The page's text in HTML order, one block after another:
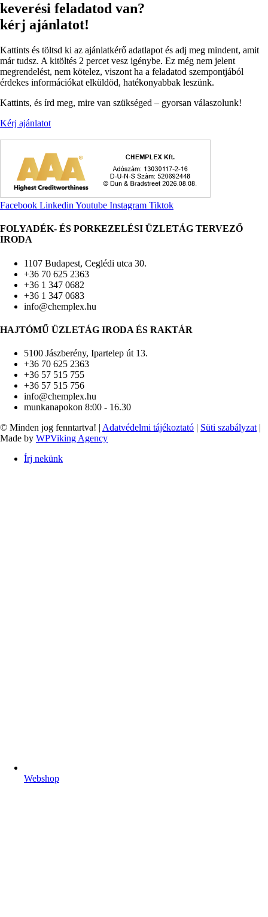
keverési feladatod van?
kérj ajánlatot!
Kattints és töltsd ki az ajánlatkérő adatlapot és adj meg mindent, amit
már tudsz. A kitöltés 2 percet vesz igénybe. Ez még nem jelent
megrendelést, nem kötelez, viszont ha a feladatod szempontjából
érdekes információkat elküldöd, hatékonyabbak leszünk.
Kattints, és írd meg, mire van szükséged – gyorsan válaszolunk!
Kérj ajánlatot
Facebook Linkedin Youtube Instagram Tiktok
FOLYADÉK- ÉS PORKEZELÉSI ÜZLETÁG TERVEZŐ
IRODA
1107 Budapest, Ceglédi utca 30.
+36 70 625 2363
+36 1 347 0682
+36 1 347 0683
info@chemplex.hu
HAJTÓMŰ ÜZLETÁG IRODA ÉS RAKTÁR
5100 Jászberény, Ipartelep út 13.
+36 70 625 2363
+36 57 515 755
+36 57 515 756
info@chemplex.hu
munkanapokon 8:00 - 16.30
© Minden jog fenntartva! | Adatvédelmi tájékoztató | Süti szabályzat |
Made by WPViking Agency
Írj nekünk
Webshop